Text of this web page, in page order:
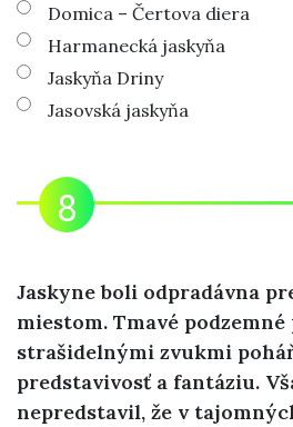
Domica – Čertova diera
Harmanecká jaskyňa
Jaskyňa Driny
Jasovská jaskyňa
Jaskyne boli odpradávna
miestom. Tmavé
strašidelnými zvukmi
predstavivosť a fantáziu.
nepredstavil, že v